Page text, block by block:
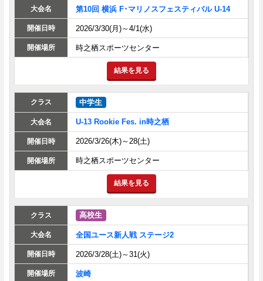
第10回 横浜 F･マリノスフェスティバル U-14
2026/3/30(月)～4/1(水)
時之栖スポーツセンター
結果を見る
中学生
U-13 Rookie Fes. in時之栖
2026/3/26(木)～28(土)
時之栖スポーツセンター
結果を見る
高校生
全国ユース新人戦 ステージ2
2026/3/28(土)～31(火)
波崎